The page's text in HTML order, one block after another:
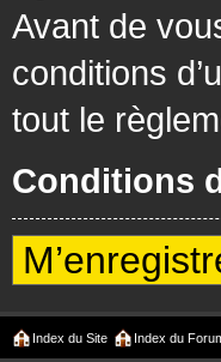
Avant de
conditions
tout le
Conditions
Index du Site Index du